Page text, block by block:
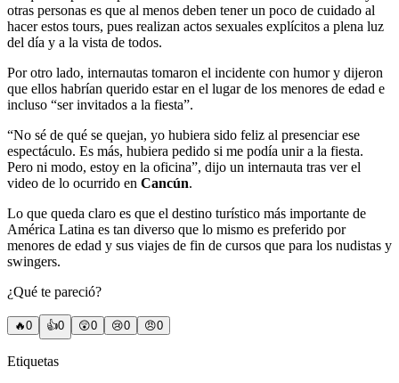
otras personas es que al menos deben tener un poco de cuidado al
hacer estos tours, pues realizan actos sexuales explícitos a plena luz
del día y a la vista de todos.
Por otro lado, internautas tomaron el incidente con humor y dijeron
que ellos habrían querido estar en el lugar de los menores de edad e
incluso “ser invitados a la fiesta”.
“No sé de qué se quejan, yo hubiera sido feliz al presenciar ese
espectáculo. Es más, hubiera pedido si me podía unir a la fiesta.
Pero ni modo, estoy en la oficina”, dijo un internauta tras ver el
video de lo ocurrido en Cancún.
Lo que queda claro es que el destino turístico más importante de
América Latina es tan diverso que lo mismo es preferido por
menores de edad y sus viajes de fin de cursos que para los nudistas y
swingers.
¿Qué te pareció?
🔥0 👍0 😲0 😢0 😠0
Etiquetas